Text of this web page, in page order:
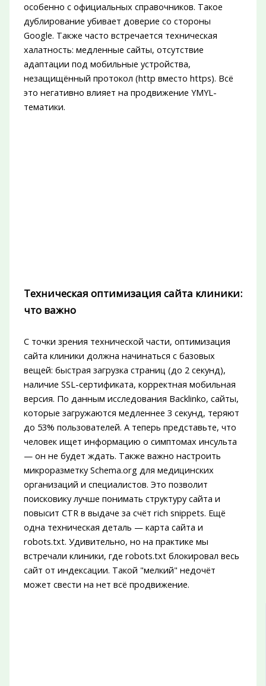
особенно с официальных справочников. Такое
дублирование убивает доверие со стороны
Google. Также часто встречается техническая
халатность: медленные сайты, отсутствие
адаптации под мобильные устройства,
незащищённый протокол (http вместо https). Всё
это негативно влияет на продвижение YMYL-
тематики.
Техническая оптимизация сайта клиники:
что важно
С точки зрения технической части, оптимизация
сайта клиники должна начинаться с базовых
вещей: быстрая загрузка страниц (до 2 секунд),
наличие SSL-сертификата, корректная мобильная
версия. По данным исследования Backlinko, сайты,
которые загружаются медленнее 3 секунд, теряют
до 53% пользователей. А теперь представьте, что
человек ищет информацию о симптомах инсульта
— он не будет ждать. Также важно настроить
микроразметку Schema.org для медицинских
организаций и специалистов. Это позволит
поисковику лучше понимать структуру сайта и
повысит CTR в выдаче за счёт rich snippets. Ещё
одна техническая деталь — карта сайта и
robots.txt. Удивительно, но на практике мы
встречали клиники, где robots.txt блокировал весь
сайт от индексации. Такой "мелкий" недочёт
может свести на нет всё продвижение.